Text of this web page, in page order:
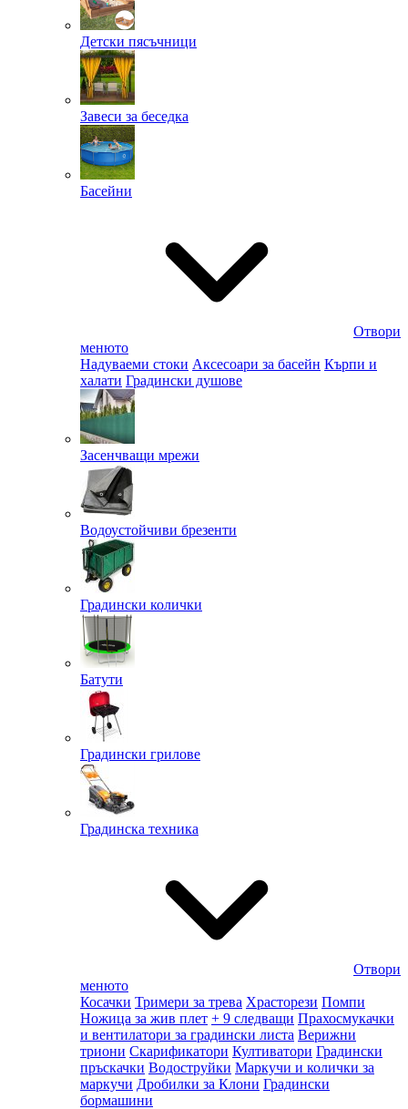
Детски пясъчници
Завеси за беседка
Басейни
Отвори
менюто
Надуваеми стоки Аксесоари за басейн Кърпи и
халати Градински душове
Засенчващи мрежи
Водоустойчиви брезенти
Градински колички
Батути
Градински грилове
Градинска техника
Отвори
менюто
Косачки Тримери за трева Храсторези Помпи
Ножица за жив плет + 9 следващи Прахосмукачки
и вентилатори за градински листа Верижни
триони Скарификатори Култиватори Градински
пръскачки Водоструйки Маркучи и колички за
маркучи Дробилки за Клони Градински
бормашини